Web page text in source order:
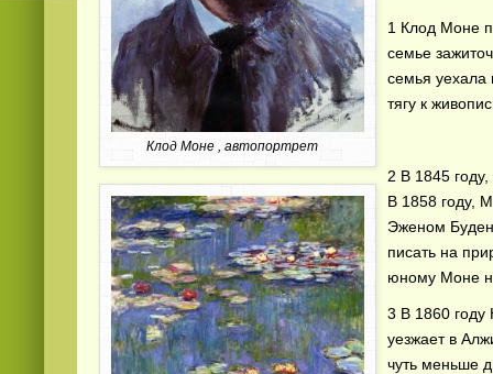
Клод Моне , автопортрет
1 Клод Моне
семье
семья
тягу к
2 В 1845
В 1858 году,
Эженом
писать на
юному Моне
3 В 1860
уезжает в
чуть меньше